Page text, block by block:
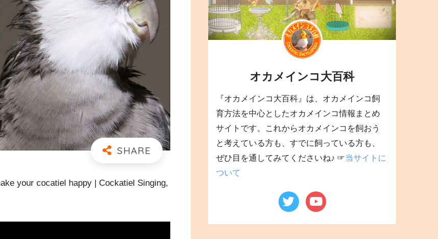
your cocatiel happy | Cockatiel Singing,
オカメインコ大百科
『オカメインコ大百科』は、オカメインコ飼
育方法を中心としたオカメインコ情報まとめ
サイトです。これからオカメインコを飼おう
と考えている方も、すでに飼っている方も、
ぜひ目を通してみてくださいね♪ ☞当サイトに
ついて